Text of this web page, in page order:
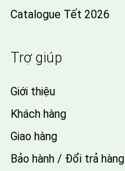
Catalogue Tết 2026
Trợ giúp
Giới thiệu
Khách hàng
Giao hàng
Bảo hành / Đổi trả hàng